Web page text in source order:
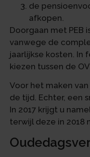
de
afkopen.
Doorgaan met PEB
vanwege de
jaarlijkse kosten. In
kiezen tussen de
Voor het maken
de tijd. Echter, een
In 2017 krijgt u
terwijl deze in 2018